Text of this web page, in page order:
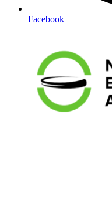
Facebook